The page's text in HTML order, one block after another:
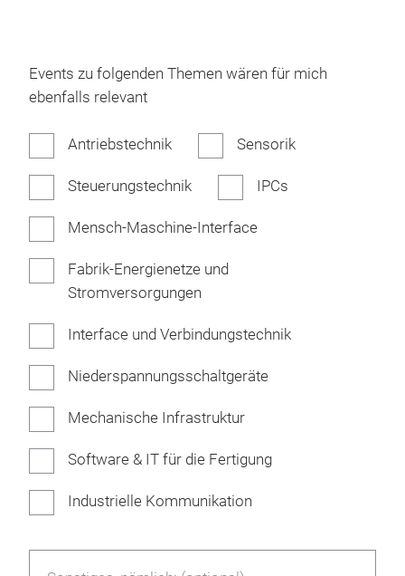
Events zu folgenden Themen wären für mich
ebenfalls relevant
Antriebstechnik Sensorik
Steuerungstechnik IPCs
Mensch-Maschine-Interface
Fabrik-Energienetze und
Stromversorgungen
Interface und Verbindungstechnik
Niederspannungsschaltgeräte
Mechanische Infrastruktur
Software & IT für die Fertigung
Industrielle Kommunikation